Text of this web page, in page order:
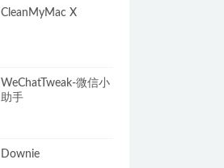
CleanMyMac X
WeChatTweak-微信小
助手
Downie